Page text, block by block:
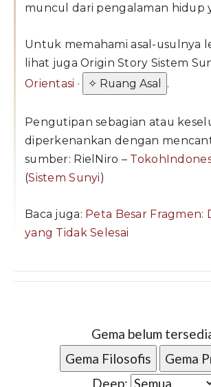
muncul dari pengalaman hidup
Untuk memahami asal-usulnya
lihat juga Origin Story Sistem
Orientasi · ✧ Ruang Asal .
Pengutipan sebagian atau
diperkenankan dengan
sumber: RielNiro –
(Sistem Sunyi)
Baca juga: Peta Besar Fragmen:
yang Tidak Selesai
Gema belum
Gema Filosofis
Gema
Deep: